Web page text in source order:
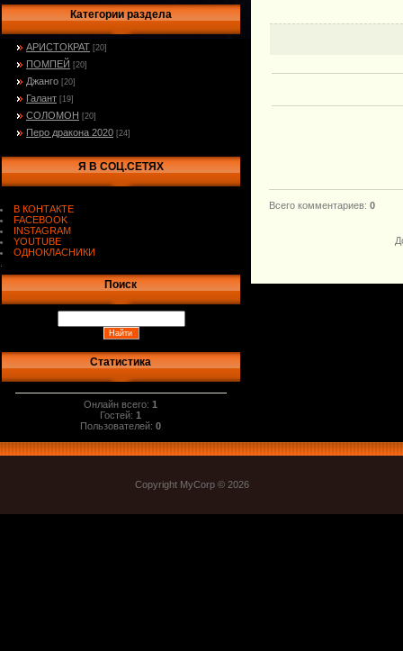
Категории раздела
АРИСТОКРАТ [20]
ПОМПЕЙ [20]
Джанго [20]
Галант [19]
СОЛОМОН [20]
Перо дракона 2020 [24]
Я В СОЦ.СЕТЯХ
В КОНТАКТЕ
FACEBOOK
INSTAGRAM
YOUTUBE
ОДНОКЛАСНИКИ
Поиск
Статистика
Онлайн всего:1
Гостей:1
Пользователей:0
Всего комментариев: 0
Copyright MyCorp © 2026